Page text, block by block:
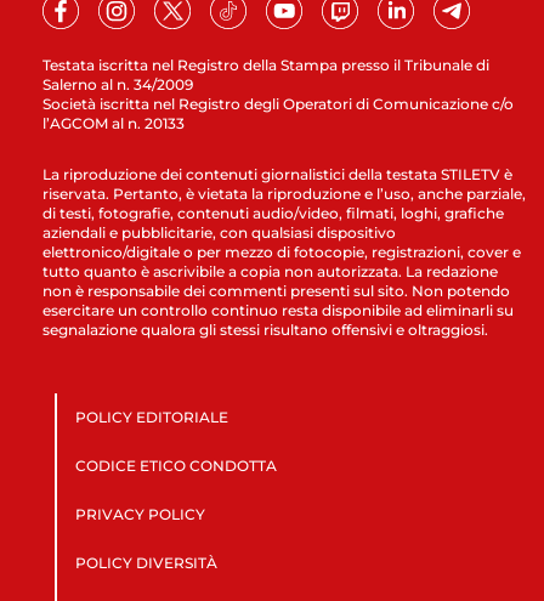
Testata iscritta nel Registro della Stampa presso il Tribunale di
Salerno al n. 34/2009
Società iscritta nel Registro degli Operatori di Comunicazione c/o
l’AGCOM al n. 20133
La riproduzione dei contenuti giornalistici della testata STILETV è
riservata. Pertanto, è vietata la riproduzione e l’uso, anche parziale,
di testi, fotografie, contenuti audio/video, filmati, loghi, grafiche
aziendali e pubblicitarie, con qualsiasi dispositivo
elettronico/digitale o per mezzo di fotocopie, registrazioni, cover e
tutto quanto è ascrivibile a copia non autorizzata. La redazione
non è responsabile dei commenti presenti sul sito. Non potendo
esercitare un controllo continuo resta disponibile ad eliminarli su
segnalazione qualora gli stessi risultano offensivi e oltraggiosi.
POLICY EDITORIALE
CODICE ETICO CONDOTTA
PRIVACY POLICY
POLICY DIVERSITÀ